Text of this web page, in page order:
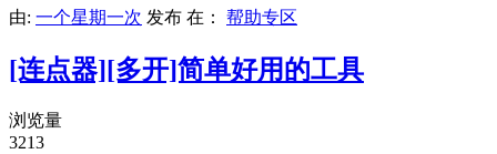
由: 一个星期一次 发布 在： 帮助专区
[连点器][多开]简单好用的工具
浏览量
3213